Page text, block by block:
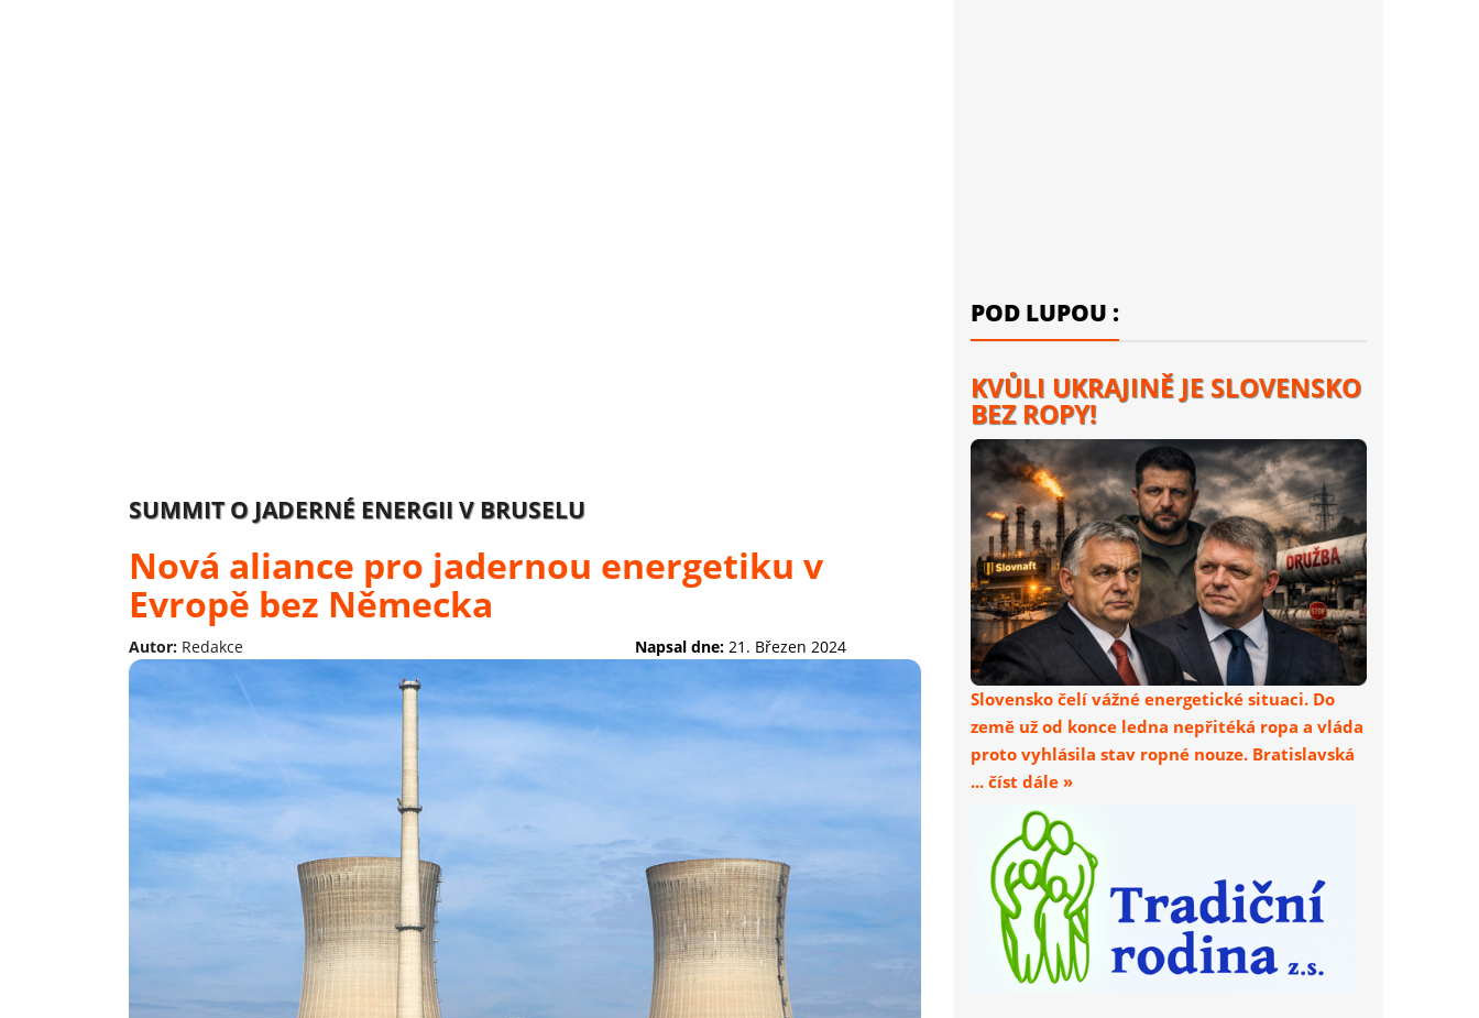
SUMMIT O JADERNÉ ENERGII V BRUSELU
Nová aliance pro jadernou energetiku v
Evropě bez Německa
Autor: Redakce Napsal dne: 21. Březen 2024
POD LUPOU :
KVŮLI UKRAJINĚ JE SLOVENSKO
BEZ ROPY!
Slovensko čelí vážné energetické situaci. Do
země už od konce ledna nepřitéká ropa a vláda
proto vyhlásila stav ropné nouze. Bratislavská
... číst dále »